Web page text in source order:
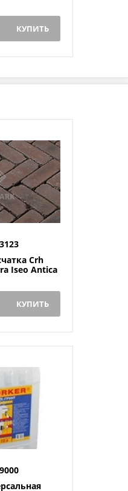
КУПИТЬ
Crh
Iseo Antica
КУПИТЬ